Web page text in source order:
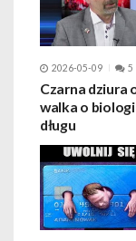
2026-05-09 5
Czarna dziura
walka o
długu